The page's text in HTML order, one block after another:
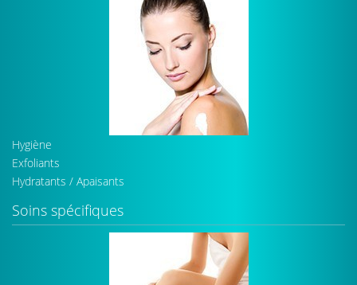
Hygiène
Exfoliants
Hydratants / Apaisants
Soins spécifiques